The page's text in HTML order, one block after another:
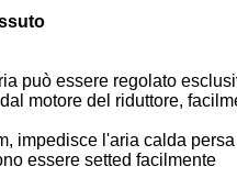
può essere regolato
motore del riduttore,
impedisce l'aria calda persa
essere setted facilmente